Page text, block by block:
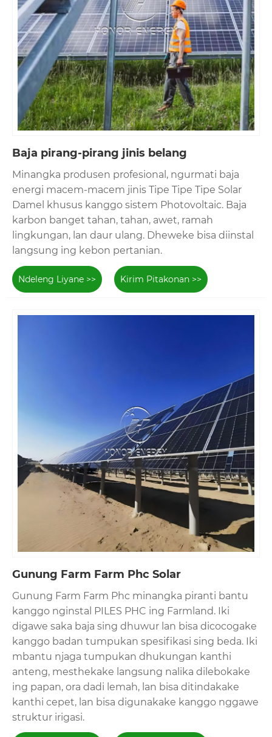
Baja pirang-pirang jinis belang
Minangka produsen profesional, ngurmati baja
energi macem-macem jinis Tipe Tipe Tipe Solar
Damel khusus kanggo sistem Photovoltaic. Baja
karbon banget tahan, tahan, awet, ramah
lingkungan, lan daur ulang. Dheweke bisa diinstal
langsung ing kebon pertanian.
Ndeleng Liyane >> Kirim Pitakonan >>
Gunung Farm Farm Phc Solar
Gunung Farm Farm Phc minangka piranti bantu
kanggo nginstal PILES PHC ing Farmland. Iki
digawe saka baja sing dhuwur lan bisa dicocogake
kanggo badan tumpukan spesifikasi sing beda. Iki
mbantu njaga tumpukan dhukungan kanthi
anteng, mesthekake langsung nalika dilebokake
ing papan, ora dadi lemah, lan bisa ditindakake
kanthi cepet, lan bisa digunakake kanggo nggawe
struktur irigasi.